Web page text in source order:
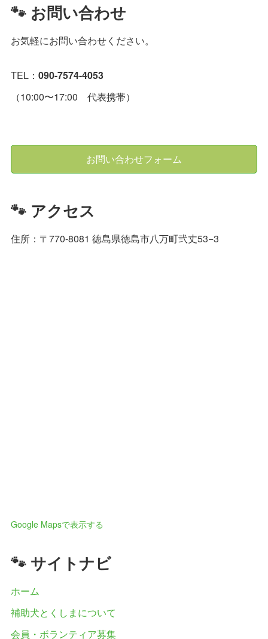
🐾 お問い合わせ
お気軽にお問い合わせください。
TEL：090-7574-4053
（10:00〜17:00 代表携帯）
お問い合わせフォーム
🐾 アクセス
住所：〒770-8081 徳島県徳島市八万町弐丈53−3
Google Mapsで表示する
🐾 サイトナビ
ホーム
補助犬とくしまについて
会員・ボランティア募集